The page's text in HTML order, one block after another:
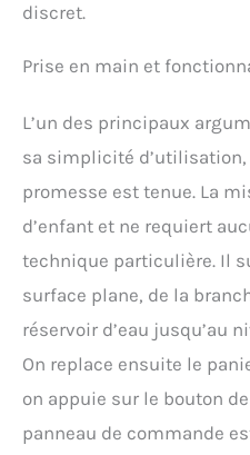
discret.
Prise en main et
L’un des principaux
sa simplicité
promesse est tenue. La
d’enfant et ne requiert
technique particulière. Il
surface plane, de la
réservoir d’eau jusqu’au
On replace ensuite le
on appuie sur le bouton
panneau de commande